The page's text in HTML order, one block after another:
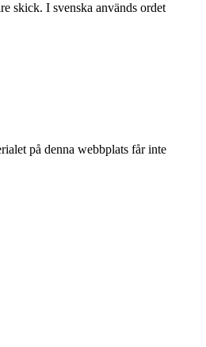
skick. I svenska används ordet
på denna webbplats får inte